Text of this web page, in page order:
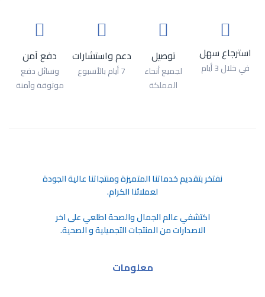
استرجاع سهل
في خلال 3 أيام
توصيل
لجميع أنحاء
المملكة
دعم واستشارات
7 أيام بالأسبوع
دفع آمن
وسائل دفع
موثوقة وآمنة
ﻧﻔﺘﺨﺮ ﺑﺘﻘﺪﻳﻢ ﺧﺪﻣﺎﺗﻨﺎ اﻟﻤﺘﻤﻴﺰة وﻣﻨﺘﺠﺎﺗﻨﺎ ﻋﺎﻟﻴﺔ اﻟﺠﻮدة
ﻟﻌﻤﻼﺋﻨﺎ اﻟﻜﺮام.
اكتشفي عالم الجمال والصحة اطلعي على اخر
الاصدارات من المنتجات التجميلية و الصحية.
معلومات